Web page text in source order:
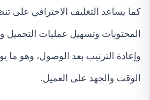
كما يساعد التغليف الاحترافي على
المحتويات وتسهيل عمليات التحميل
وإعادة الترتيب بعد الوصول، وهو ما
الوقت والجهد على العميل.